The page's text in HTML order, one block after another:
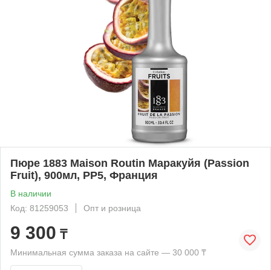
Пюре 1883 Maison Routin Маракуйя (Passion
Fruit), 900мл, PP5, Франция
В наличии
Код: 81259053
Опт и розница
9 300 ₸
Минимальная сумма заказа на сайте — 30 000 ₸